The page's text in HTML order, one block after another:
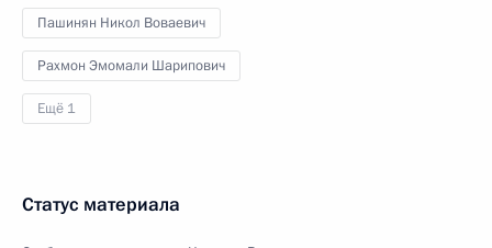
Пашинян Никол Воваевич
Рахмон Эмомали Шарипович
Ещё 1
Статус материала